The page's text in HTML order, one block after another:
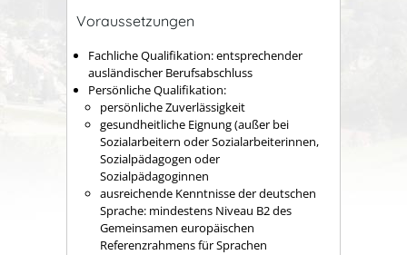
Voraussetzungen
Fachliche Qualifikation: entsprechender
ausländischer Berufsabschluss
Persönliche Qualifikation:
persönliche Zuverlässigkeit
gesundheitliche Eignung (außer bei
Sozialarbeitern oder Sozialarbeiterinnen,
Sozialpädagogen oder
Sozialpädagoginnen
ausreichende Kenntnisse der deutschen
Sprache: mindestens Niveau B2 des
Gemeinsamen europäischen
Referenzrahmens für Sprachen